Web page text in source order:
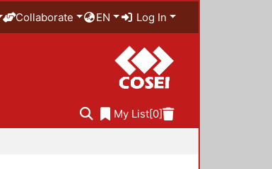
Collaborate EN Log In
My List[0]